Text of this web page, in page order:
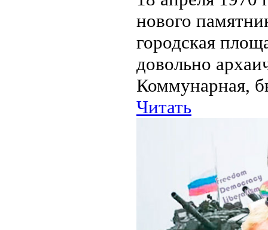
нового
городская
довольно
Коммунарная,
Читать